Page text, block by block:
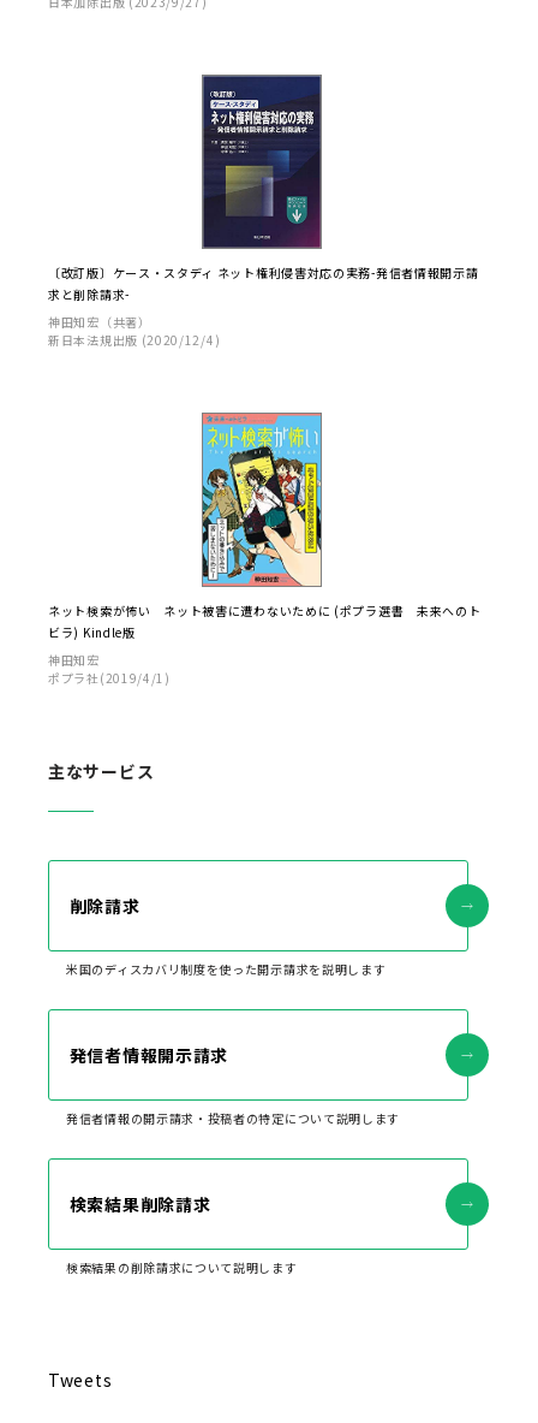
〔改訂版〕ケース・スタディ ネット権利侵害対応の実務-発信者情報開示請
求と削除請求-
神田知宏（共著）
新日本法規出版 (2020/12/4)
ネット検索が怖い ネット被害に遭わないために (ポプラ選書 未来へのト
ビラ) Kindle版
神田知宏
ポプラ社(2019/4/1)
主なサービス
削除請求
米国のディスカバリ制度を使った開示請求を説明します
発信者情報開示請求
発信者情報の開示請求・投稿者の特定について説明します
検索結果削除請求
検索結果の削除請求について説明します
Tweets